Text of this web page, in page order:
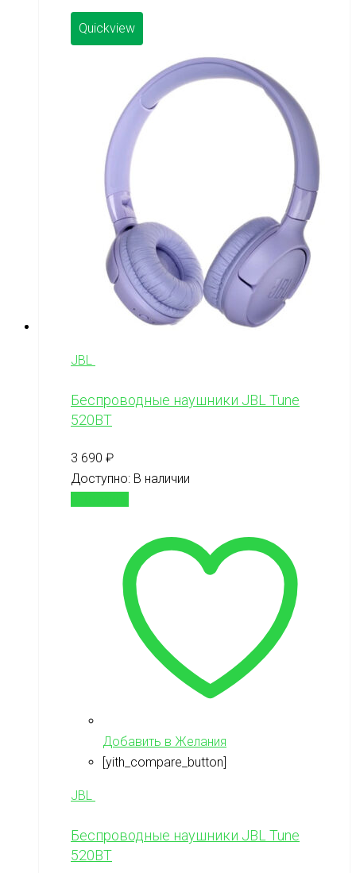
Quickview
JBL
Беспроводные наушники JBL Tune
520BT
3 690 ₽
Доступно: В наличии
Добавить в Желания
[yith_compare_button]
JBL
Беспроводные наушники JBL Tune
520BT